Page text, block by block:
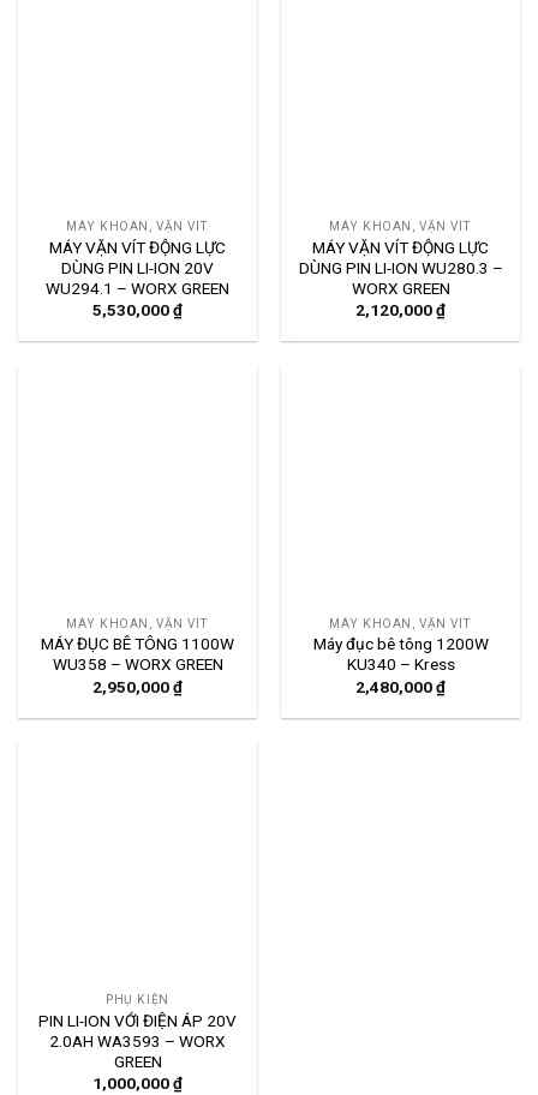
MÁY KHOAN, VẶN VÍT
MÁY VẶN VÍT ĐỘNG LỰC
DÙNG PIN LI-ION 20V
WU294.1 – WORX GREEN
5,530,000₫
MÁY KHOAN, VẶN VÍT
MÁY VẶN VÍT ĐỘNG LỰC
DÙNG PIN LI-ION WU280.3 –
WORX GREEN
2,120,000₫
MÁY KHOAN, VẶN VÍT
MÁY ĐỤC BÊ TÔNG 1100W
WU358 – WORX GREEN
2,950,000₫
MÁY KHOAN, VẶN VÍT
Máy đục bê tông 1200W
KU340 – Kress
2,480,000₫
PHỤ KIỆN
PIN LI-ION VỚI ĐIỆN ÁP 20V
2.0AH WA3593 – WORX
GREEN
1,000,000₫